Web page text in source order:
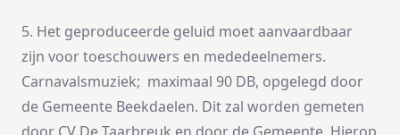
5. Het geproduceerde geluid moet aanvaardbaar
zijn voor toeschouwers en mededeelnemers.
Carnavalsmuziek; maximaal 90 DB, opgelegd door
de Gemeente Beekdaelen. Dit zal worden gemeten